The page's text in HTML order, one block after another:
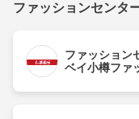
ファッションセンタ
ファッション
ベイ小樽ファ